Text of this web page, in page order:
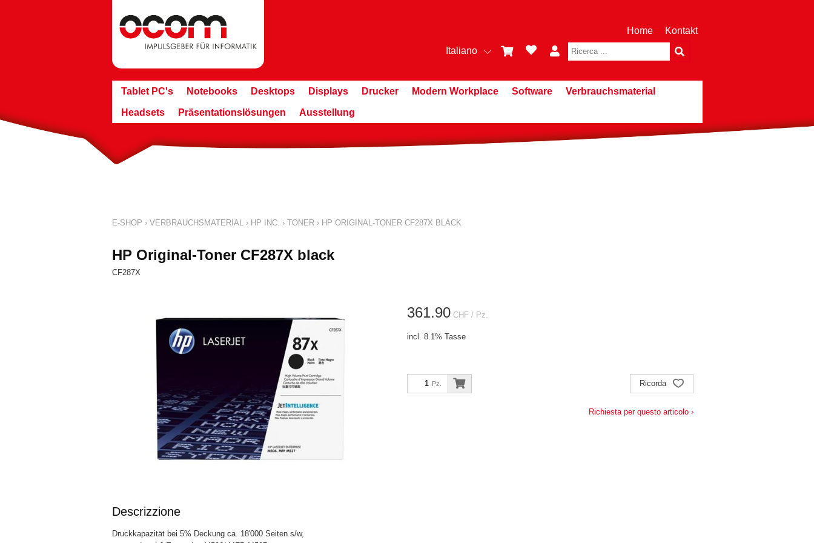
Home
Kontakt
Italiano
Tablet PC's Notebooks Desktops Displays Drucker Modern Workplace Software Verbrauchsmaterial
Headsets Präsentationslösungen Ausstellung
E-SHOP › VERBRAUCHSMATERIAL › HP INC. › TONER › HP ORIGINAL-TONER CF287X BLACK
HP Original-Toner CF287X black
CF287X
361.90 CHF / Pz.
incl. 8.1% Tasse
Pz. Ricorda
Richiesta per questo articolo ›
Descrizzione
Druckkapazität bei 5% Deckung ca. 18'000 Seiten s/w,